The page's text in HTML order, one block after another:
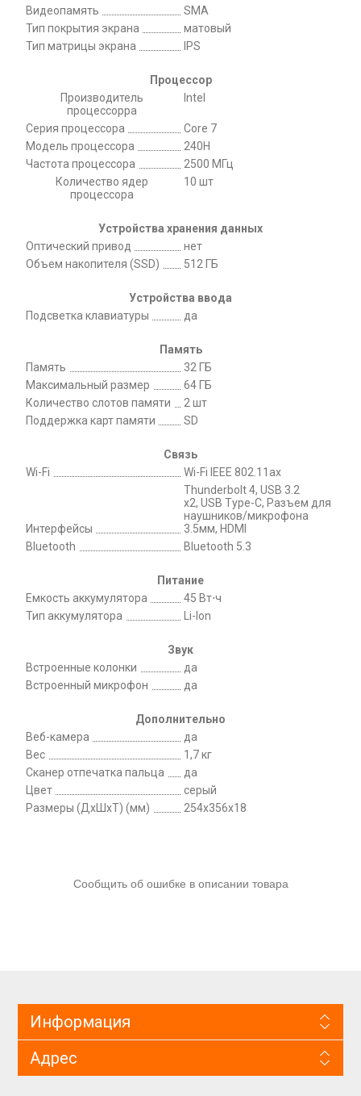
Видеопамять
SMA
Тип покрытия экрана
матовый
Тип матрицы экрана
IPS
Процессор
Производитель
процессорра
Intel
Серия процессора
Core 7
Модель процессора
240H
Частота процессора
2500 МГц
Количество ядер
процессора
10 шт
Устройства хранения данных
Оптический привод
нет
Объем накопителя (SSD)
512 ГБ
Устройства ввода
Подсветка клавиатуры
да
Память
Память
32 ГБ
Максимальный размер
64 ГБ
Количество слотов памяти
2 шт
Поддержка карт памяти
SD
Связь
Wi-Fi
Wi-Fi IEEE 802.11ax
Интерфейсы
Thunderbolt 4, USB 3.2
х2, USB Type-C, Разъем для
наушников/микрофона
3.5мм, HDMI
Bluetooth
Bluetooth 5.3
Питание
Емкость аккумулятора
45 Вт⋅ч
Тип аккумулятора
Li-Ion
Звук
Встроенные колонки
да
Встроенный микрофон
да
Дополнительно
Веб-камера
да
Вес
1,7 кг
Сканер отпечатка пальца
да
Цвет
серый
Размеры (ДхШхТ) (мм)
254x356x18
Сообщить об ошибке в описании товара
Информация
Адрес